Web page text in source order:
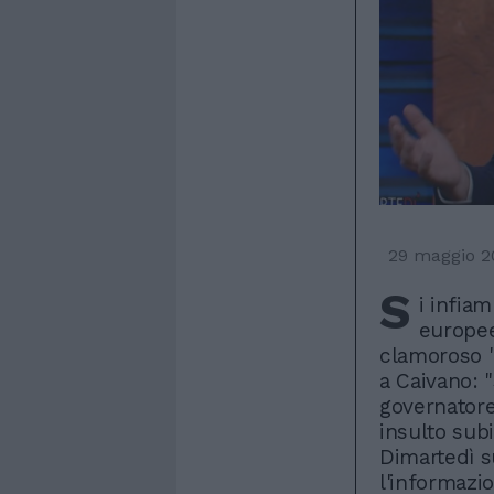
29 maggio
S i
clamoroso
a Caivano:
insulto
Dimartedì